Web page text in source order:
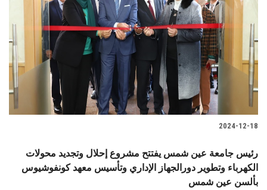
2024-12-18
رئيس جامعة عين شمس يفتتح مشروع إحلال وتجديد محولات
الكهرباء وتطوير دورالجهاز الإداري وتأسيس معهد كونفوشيوس
بألسن عين شمس